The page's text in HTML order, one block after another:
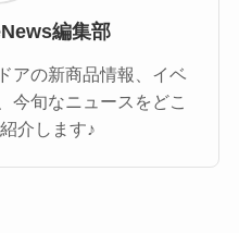
編集部
アの新商品情報、イベ
今旬なニュースをどこ
介します♪